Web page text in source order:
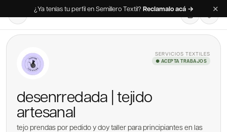
¿Ya tenías tu perfil en Semillero Textil? Reclamalo acá → ✕
SERVICIOS TEXTILES
● ACEPTA TRABAJOS
desenrredada | tejido
artesanal
tejo prendas por pedido y doy taller para principiantes en las